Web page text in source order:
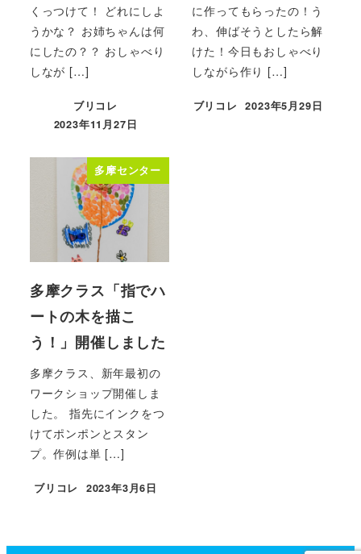
くっつけて！ どれにしよ
うかな？ お姉ちゃんは何
にしたの？？ おしゃべり
しなが […]
ブリコレ
投稿日
2023年11月27日
に作ってもらったの！う
わ、伸ばそうとしたら解
けた！今日もおしゃべり
しながら作り […]
ブリコレ
投稿日
2023年5月29日
多摩センター
多摩クラス「指でハ
ートの木を描こ
う！」開催しました
多摩クラス、新年最初の
ワークショップ開催しま
した。 指先にインクをつ
けてポンポンとスタン
プ。作例は単 […]
ブリコレ
投稿日
2023年3月6日